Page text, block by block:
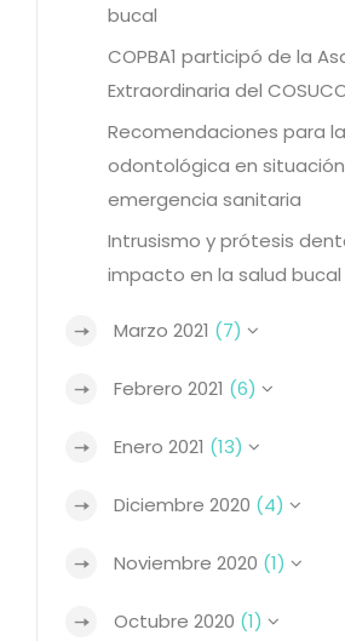
bucal
COPBA1 participó de la
Extraordinaria del
Recomendaciones para
odontológica en
emergencia sanitaria
Intrusismo y prótesis
impacto en la salud bucal
Marzo 2021 (7)
Febrero 2021 (6)
Enero 2021 (13)
Diciembre 2020 (4)
Noviembre 2020 (1)
Octubre 2020 (1)